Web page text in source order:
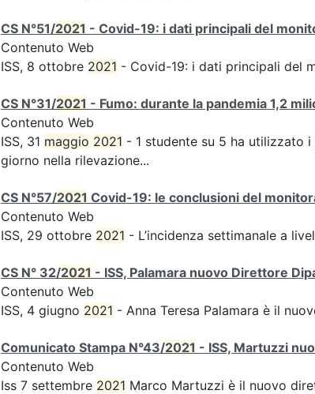
CS N°51/2021 - Covid-19: i dati principali del
Contenuto Web
ISS, 8 ottobre 2021 - Covid-19: i dati principali del
CS N°31/2021 - Fumo: durante la pandemia 1,2
Contenuto Web
ISS, 31 maggio 2021 - 1 studente su 5 ha utilizzato
giorno nella rilevazione...
CS N°57/2021 Covid-19: le conclusioni del
Contenuto Web
ISS, 29 ottobre 2021 - L’incidenza settimanale a
CS N° 32/2021 - ISS, Palamara nuovo Direttore
Contenuto Web
ISS, 4 giugno 2021 - Anna Teresa Palamara è il
Comunicato Stampa N°43/2021 - ISS, Martuzzi
Contenuto Web
Iss 7 settembre 2021 Marco Martuzzi è il nuovo